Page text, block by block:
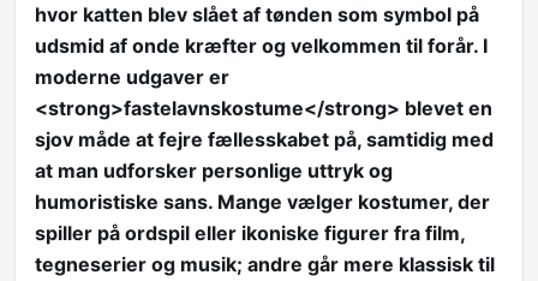
hvor katten blev slået af tønden som symbol på
udsmid af onde kræfter og velkommen til forår. I
moderne udgaver er
<strong>fastelavnskostume</strong> blevet en
sjov måde at fejre fællesskabet på, samtidig med
at man udforsker personlige uttryk og
humoristiske sans. Mange vælger kostumer, der
spiller på ordspil eller ikoniske figurer fra film,
tegneserier og musik; andre går mere klassisk til